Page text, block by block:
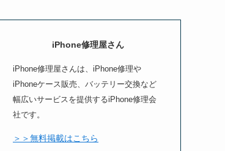
iPhone修理屋さん
iPhone修理屋さんは、iPhone修理や
iPhoneケース販売、バッテリー交換など
幅広いサービスを提供するiPhone修理会
社です。
＞＞無料掲載はこちら